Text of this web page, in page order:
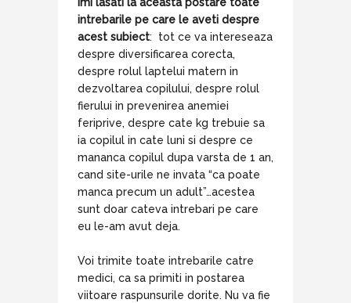
imi lasati la aceasta postare toate
intrebarile pe care le aveti despre
acest subiect: tot ce va intereseaza
despre diversificarea corecta,
despre rolul laptelui matern in
dezvoltarea copilului, despre rolul
fierului in prevenirea anemiei
feriprive, despre cate kg trebuie sa
ia copilul in cate luni si despre ce
mananca copilul dupa varsta de 1 an,
cand site-urile ne invata “ca poate
manca precum un adult”…acestea
sunt doar cateva intrebari pe care
eu le-am avut deja.
Voi trimite toate intrebarile catre
medici, ca sa primiti in postarea
viitoare raspunsurile dorite. Nu va fie